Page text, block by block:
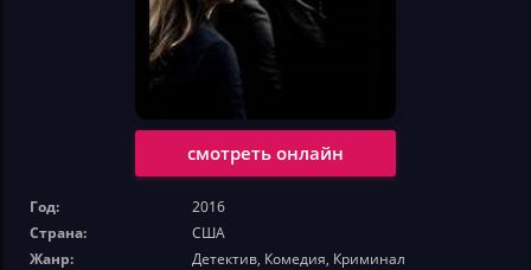
смотреть онлайн
Год:
2016
Страна:
США
Жанр:
Детектив, Комедия, Криминал